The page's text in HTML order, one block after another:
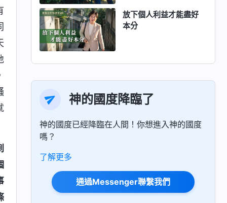
放下個人利益才能盡好
本分
神的國度降臨了
神的國度已經降臨在人間！你想進入神的國度
嗎？
了解更多
通過Messenger聯繫我們